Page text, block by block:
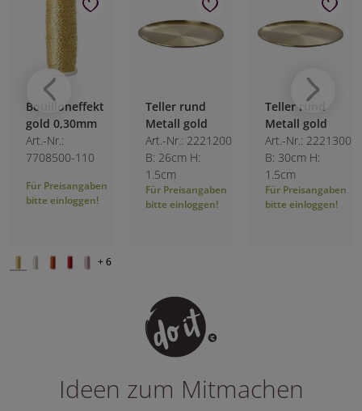
Bouilloneffekt
gold 0,30mm
Art.-Nr.:
7708500-110
Für Preisangaben
bitte einloggen!
+ 6
Teller rund
Metall gold
Art.-Nr.: 2221200
B: 26cm H:
1.5cm
Für Preisangaben
bitte einloggen!
Teller rund
Metall gold
Art.-Nr.: 2221300
B: 30cm H:
1.5cm
Für Preisangaben
bitte einloggen!
Ideen zum Mitmachen